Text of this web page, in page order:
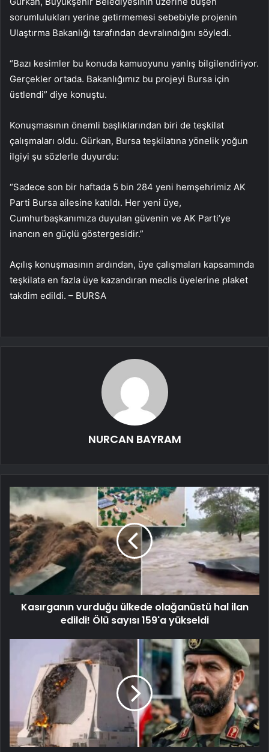
sorumlulukları yerine getirmemesi sebebiyle projenin
Ulaştırma Bakanlığı tarafından devralındığını söyledi.
“Bazı kesimler bu konuda kamuoyunu yanlış bilgilendiriyor.
Gerçekler ortada. Bakanlığımız bu projeyi Bursa için
üstlendi” diye konuştu.
Konuşmasının önemli başlıklarından biri de teşkilat
çalışmaları oldu. Gürkan, Bursa teşkilatına yönelik yoğun
ilgiyi şu sözlerle duyurdu:
“Sadece son bir haftada 5 bin 284 yeni hemşehrimiz AK
Parti Bursa ailesine katıldı. Her yeni üye,
Cumhurbaşkanımıza duyulan güvenin ve AK Parti’ye
inancın en güçlü göstergesidir.”
Açılış konuşmasının ardından, üye çalışmaları kapsamında
teşkilata en fazla üye kazandıran meclis üyelerine plaket
takdim edildi. – BURSA
NURCAN BAYRAM
Kasırganın vurduğu ülkede olağanüstü hal ilan
edildi! Ölü sayısı 159'a yükseldi